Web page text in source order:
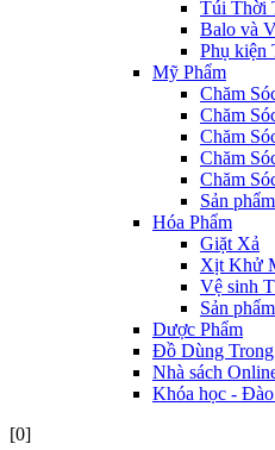
Túi Thời
Balo và
Phụ kiện
Mỹ Phẩm
Chăm
Chăm
Chăm
Chăm
Chăm
Sản
Hóa Phẩm
Giặt Xả
Xịt Khử
Vệ sinh
Sản
Dược Phẩm
Đồ Dùng
Nhà sách
Khóa học -
[0]